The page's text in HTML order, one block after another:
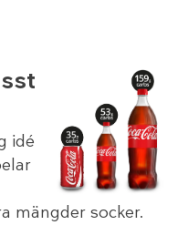
idé
mängder socker.